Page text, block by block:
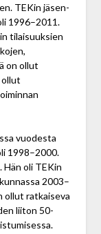
TEKin jäsen-
1996–2011.
tilaisuuksien
on ollut
ollut
vuodesta
1998–2000.
oli TEKin
2003–
ollut ratkaiseva
liiton 50-